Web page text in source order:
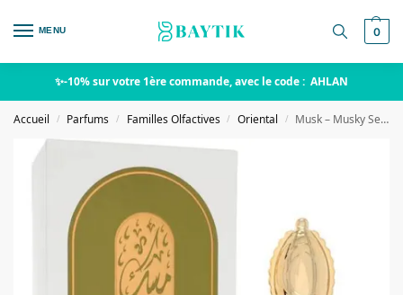
MENU 0
✨-10% sur votre 1ère commande, avec le code : AHLAN
Accueil / Parfums / Familles Olfactives / Oriental / Musk – Musky Series – Murky Dawn